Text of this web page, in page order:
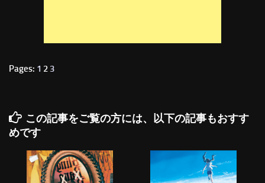
Pages: 1 2 3
この記事をご覧の方には、以下の記事もおすす
めです